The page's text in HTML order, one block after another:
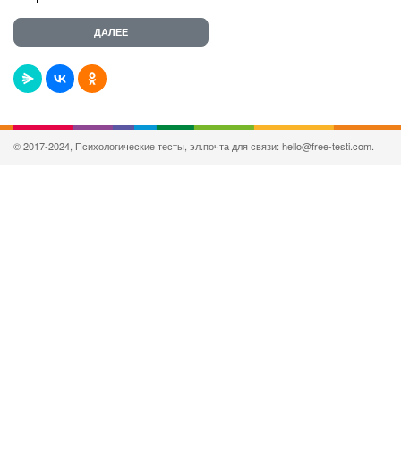
© 2017-2024, Психологические тесты, эл.почта для связи: hello@free-testi.com.